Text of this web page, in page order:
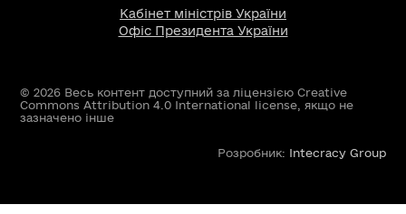
Кабінет міністрів України
Офіс Президента України
© 2026 Весь контент доступний за ліцензією Creative
Commons Attribution 4.0 International license, якщо не
зазначено інше
Розробник: Intecracy Group